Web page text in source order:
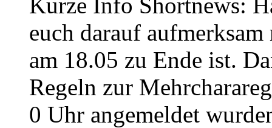
euch darauf aufmerksam
am 18.05 zu Ende ist.
Regeln zur
0 Uhr angemeldet